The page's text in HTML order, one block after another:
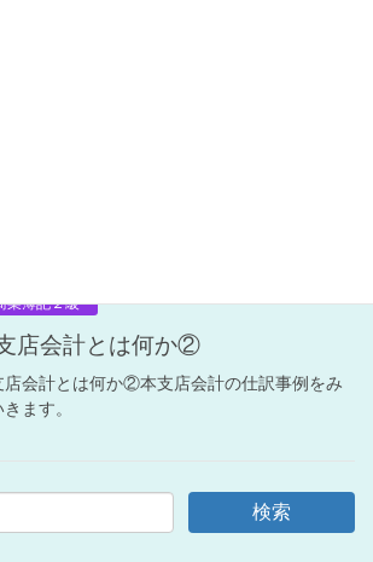
業簿記２級
支店会計とは何か②
店会計とは何か②本支店会計の仕訳事例をみ
ます。